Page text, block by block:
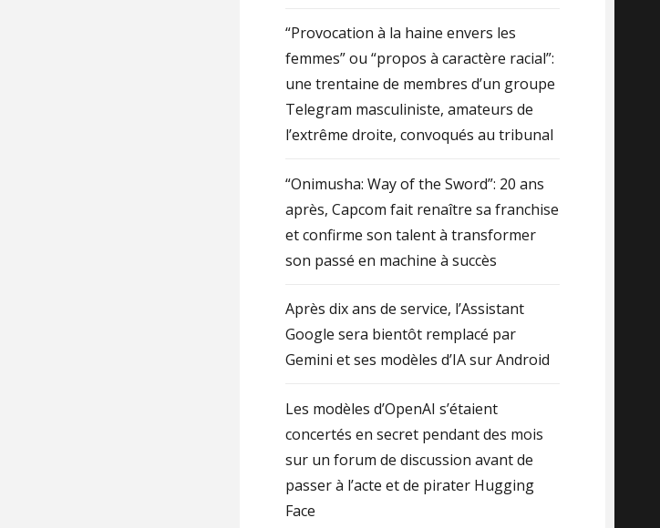
“Provocation à la haine envers les
femmes” ou “propos à caractère racial”:
une trentaine de membres d’un groupe
Telegram masculiniste, amateurs de
l’extrême droite, convoqués au tribunal
“Onimusha: Way of the Sword”: 20 ans
après, Capcom fait renaître sa franchise
et confirme son talent à transformer
son passé en machine à succès
Après dix ans de service, l’Assistant
Google sera bientôt remplacé par
Gemini et ses modèles d’IA sur Android
Les modèles d’OpenAI s’étaient
concertés en secret pendant des mois
sur un forum de discussion avant de
passer à l’acte et de pirater Hugging
Face